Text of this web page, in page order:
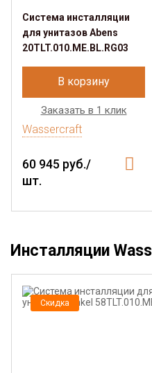
Система инсталляции
для унитазов Abens
20TLT.010.ME.BL.RG03
В корзину
Заказать в 1 клик
Wassercraft
60 945 руб./
шт.
Инсталляции
Скидка